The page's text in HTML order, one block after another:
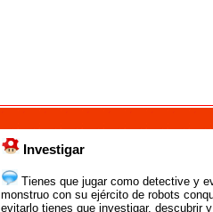
Investigar
Tienes que jugar como detective y
monstruo con su ejército de robots
evitarlo tienes que investigar, descubrir